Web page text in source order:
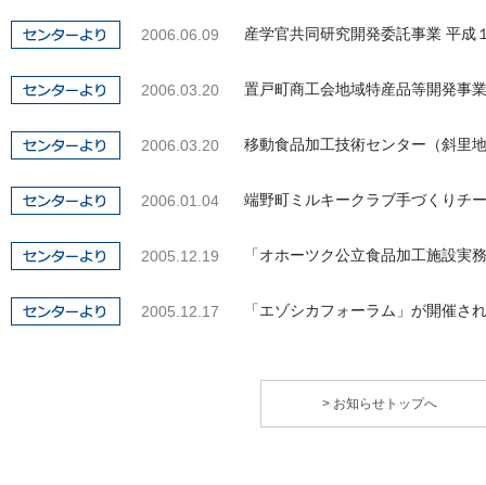
2006.06.09 産学官共同研究開発委託事業 平成
2006.03.20 置戸町商工会地域特産品等開発事
2006.03.20 移動食品加工技術センター（斜里
2006.01.04 端野町ミルキークラブ手づくりチ
2005.12.19 「オホーツク公立食品加工施設
2005.12.17 「エゾシカフォーラム」が開催さ
> お知らせトップへ